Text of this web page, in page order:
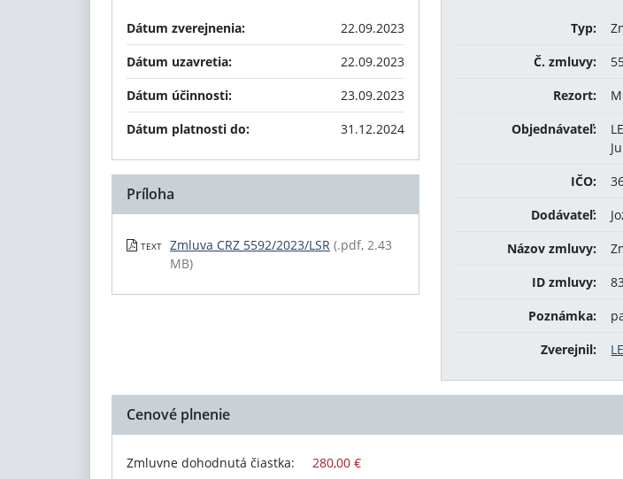
Typ:
Č. zmluvy:
Rezort:
Objednávateľ:
IČO:
Dodávateľ:
Názov zmluvy:
ID zmluvy:
Poznámka:
Zverejnil:
Dátum zverejnenia:
22.09.2023
Dátum uzavretia:
22.09.2023
Dátum účinnosti:
23.09.2023
Dátum platnosti do:
31.12.2024
Príloha
TEXT Zmluva CRZ 5592/2023/LSR (.pdf, 2.43
MB)
Cenové plnenie
Zmluvne dohodnutá čiastka: 280,00 €